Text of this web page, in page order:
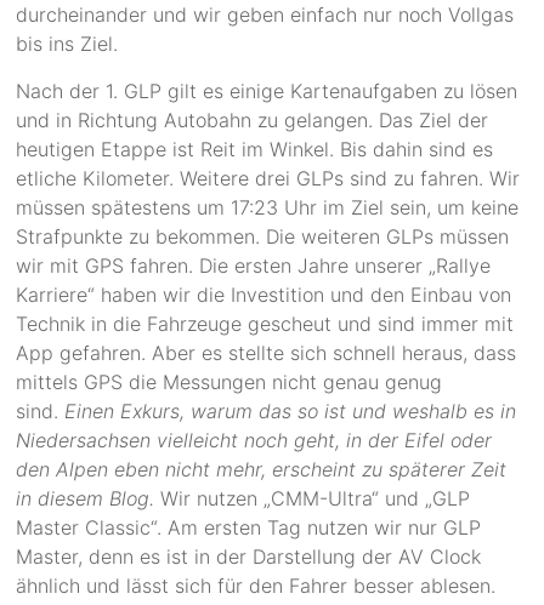
durcheinander und wir geben einfach nur noch Vollgas
bis ins Ziel.
Nach der 1. GLP gilt es einige Kartenaufgaben zu lösen
und in Richtung Autobahn zu gelangen. Das Ziel der
heutigen Etappe ist Reit im Winkel. Bis dahin sind es
etliche Kilometer. Weitere drei GLPs sind zu fahren. Wir
müssen spätestens um 17:23 Uhr im Ziel sein, um keine
Strafpunkte zu bekommen. Die weiteren GLPs müssen
wir mit GPS fahren. Die ersten Jahre unserer „Rallye
Karriere“ haben wir die Investition und den Einbau von
Technik in die Fahrzeuge gescheut und sind immer mit
App gefahren. Aber es stellte sich schnell heraus, dass
mittels GPS die Messungen nicht genau genug
sind. Einen Exkurs, warum das so ist und weshalb es in
Niedersachsen vielleicht noch geht, in der Eifel oder
den Alpen eben nicht mehr, erscheint zu späterer Zeit
in diesem Blog. Wir nutzen „CMM-Ultra“ und „GLP
Master Classic“. Am ersten Tag nutzen wir nur GLP
Master, denn es ist in der Darstellung der AV Clock
ähnlich und lässt sich für den Fahrer besser ablesen.